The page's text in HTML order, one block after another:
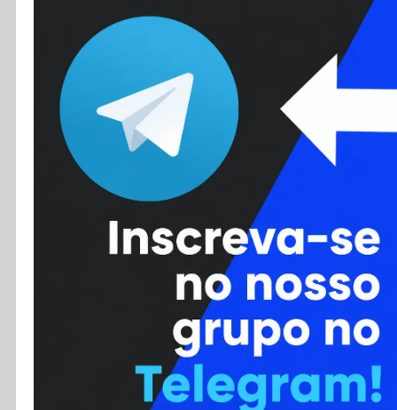
Colunas
Colaboradores
Cursos
Enviar Dica